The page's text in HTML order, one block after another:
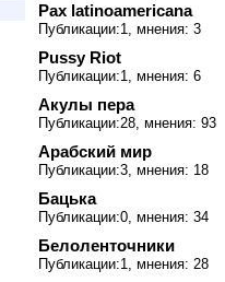
Pax latinoamericana
Публикации:1, мнения: 3
Pussy Riot
Публикации:1, мнения: 6
Акулы пера
Публикации:28, мнения: 93
Арабский мир
Публикации:3, мнения: 18
Бацька
Публикации:0, мнения: 34
Белоленточники
Публикации:1, мнения: 28